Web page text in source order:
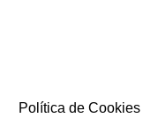
Política de Cookies